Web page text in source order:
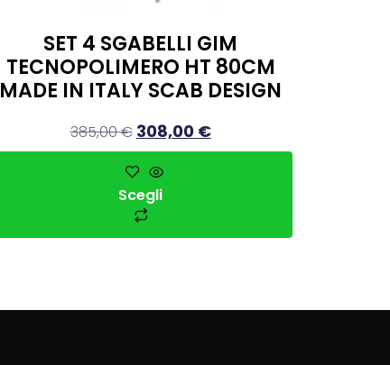
SET 4 SGABELLI GIM
TECNOPOLIMERO HT 80CM
MADE IN ITALY SCAB DESIGN
385,00€ 308,00 €
Scegli